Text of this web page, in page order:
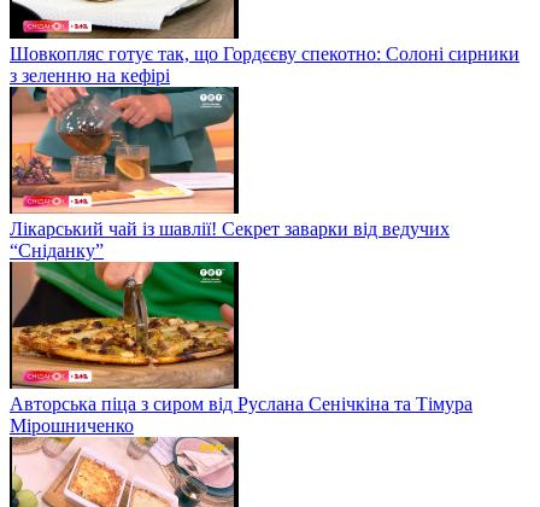
Шовкопляс готує так, що Гордєєву спекотно: Солоні сирники
з зеленню на кефірі
Лікарський чай із шавлії! Секрет заварки від ведучих
“Сніданку”
Авторська піца з сиром від Руслана Сенічкіна та Тімура
Мірошниченко